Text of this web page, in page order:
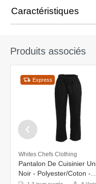
Caractéristiques
Produits associés
Express
Whites Chefs Clothing
Pantalon De Cuisinier
Noir - Polyester/Coton -